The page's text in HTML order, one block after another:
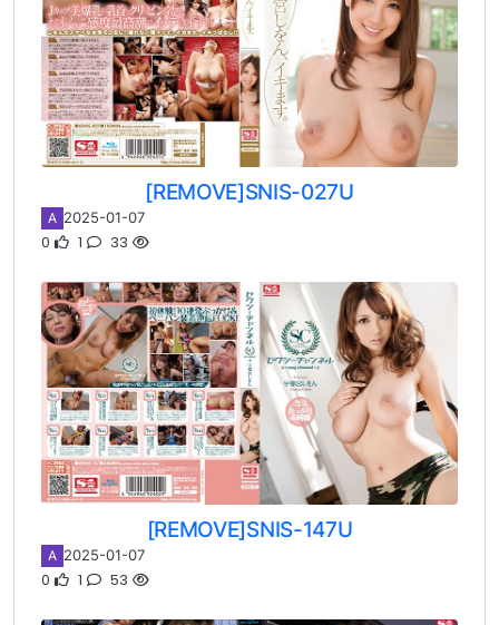
[REMOVE]SNIS-027U
A 2025-01-07
0 1 33
[REMOVE]SNIS-147U
A 2025-01-07
0 1 53